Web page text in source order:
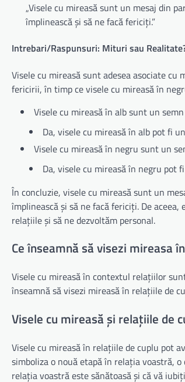
„Visele cu mireasă sunt un mesaj din
împlinească și să ne facă fericiți.”
Intrebari/Raspunsuri: Mituri sau
Visele cu mireasă sunt adesea asociate
fericirii, în timp ce visele cu mireasă în
Visele cu mireasă în alb sunt un
Da, visele cu mireasă în alb pot fi
Visele cu mireasă în negru sunt un
Da, visele cu mireasă în negru pot
În concluzie, visele cu mireasă sunt un
împlinească și să ne facă fericiți. De
relațiile și să ne dezvoltăm personal.
Ce înseamnă să visezi mireasa
Visele cu mireasă în contextul relațiilor
înseamnă să visezi mireasă în relațiile de
Visele cu mireasă și relațiile de
Visele cu mireasă în relațiile de cuplu pot
simboliza o nouă etapă în relația voastră,
relația voastră este sănătoasă și că vă